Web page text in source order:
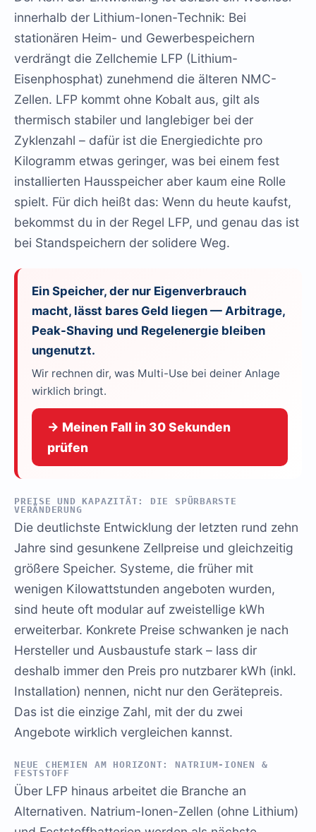
innerhalb der Lithium-Ionen-Technik: Bei
stationären Heim- und Gewerbespeichern
verdrängt die Zellchemie LFP (Lithium-
Eisenphosphat) zunehmend die älteren NMC-
Zellen. LFP kommt ohne Kobalt aus, gilt als
thermisch stabiler und langlebiger bei der
Zyklenzahl – dafür ist die Energiedichte pro
Kilogramm etwas geringer, was bei einem fest
installierten Hausspeicher aber kaum eine Rolle
spielt. Für dich heißt das: Wenn du heute kaufst,
bekommst du in der Regel LFP, und genau das ist
bei Standspeichern der solidere Weg.
Ein Speicher, der nur Eigenverbrauch
macht, lässt bares Geld liegen — Arbitrage,
Peak-Shaving und Regelenergie bleiben
ungenutzt.
Wir rechnen dir, was Multi-Use bei deiner Anlage
wirklich bringt.
→ Meinen Fall in 30 Sekunden
prüfen
PREISE UND KAPAZITÄT: DIE SPÜRBARSTE
VERÄNDERUNG
Die deutlichste Entwicklung der letzten rund zehn
Jahre sind gesunkene Zellpreise und gleichzeitig
größere Speicher. Systeme, die früher mit
wenigen Kilowattstunden angeboten wurden,
sind heute oft modular auf zweistellige kWh
erweiterbar. Konkrete Preise schwanken je nach
Hersteller und Ausbaustufe stark – lass dir
deshalb immer den Preis pro nutzbarer kWh (inkl.
Installation) nennen, nicht nur den Gerätepreis.
Das ist die einzige Zahl, mit der du zwei
Angebote wirklich vergleichen kannst.
NEUE CHEMIEN AM HORIZONT: NATRIUM-IONEN &
FESTSTOFF
Über LFP hinaus arbeitet die Branche an
Alternativen. Natrium-Ionen-Zellen (ohne Lithium)